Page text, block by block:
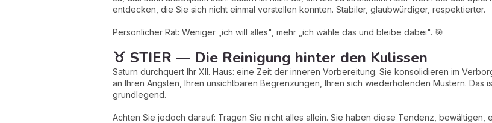
entdecken, die Sie sich nicht einmal vorstellen konnten. Stabiler, glaubwürdiger, respektierter.
Persönlicher Rat: Weniger „ich will alles", mehr „ich wähle das und bleibe dabei". 🎯
♉ STIER — Die Reinigung hinter den Kulissen
Saturn durchquert Ihr XII. Haus: eine Zeit der inneren Vorbereitung. Sie konsolidieren im
an Ihren Ängsten, Ihren unsichtbaren Begrenzungen, Ihren sich wiederholenden Mustern. Das
grundlegend.
Achten Sie jedoch darauf: Tragen Sie nicht alles allein. Sie haben diese Tendenz, bewältigen,